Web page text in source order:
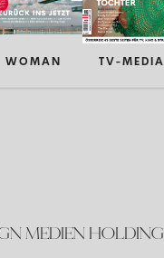
WOMAN TV-MEDIA
MEDIEN HOLDING